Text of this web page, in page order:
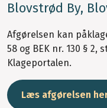
Blovstrød By,
Afgørelsen kan
58 og BEK nr. 130 § 2,
Klageportalen.
Læs afgørelsen